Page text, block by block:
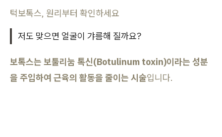
턱보톡스, 원리부터 확인하세요
저도 맞으면 얼굴이 갸름해 질까요?
보톡스는 보툴리눔 톡신(Botulinum toxin)이라는 성분
을 주입하여 근육의 활동을 줄이는 시술입니다.